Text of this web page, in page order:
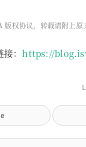
权协议，转载请附上原
接：https://